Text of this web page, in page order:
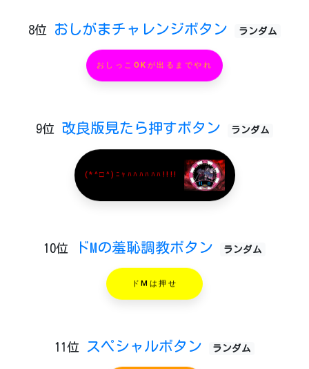
8位 おしがまチャレンジボタン ランダム
おしっこOKが出るまでやれ
9位 改良版見たら押すボタン ランダム
(*^□^)ﾆｬﾊﾊﾊﾊﾊﾊ!!!!
10位 ドMの羞恥調教ボタン ランダム
ドMは押せ
11位 スペシャルボタン ランダム